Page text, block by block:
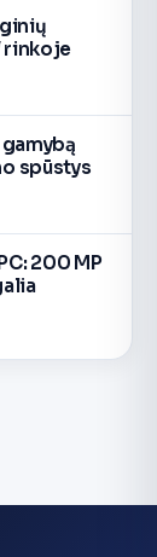
rinkoje
spūstys
200 MP